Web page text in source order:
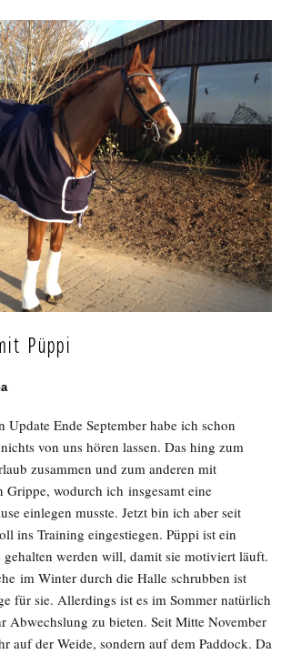
Püppi
Update Ende September habe ich schon
von uns hören lassen. Das hing zum
zusammen und zum anderen mit
Grippe, wodurch ich insgesamt eine
einlegen musste. Jetzt bin ich aber seit
ins Training eingestiegen. Püppi ist ein
gehalten werden will, damit sie motiviert läuft.
im Winter durch die Halle schrubben ist
für sie. Allerdings ist es im Sommer natürlich
Abwechslung zu bieten. Seit Mitte November
auf der Weide, sondern auf dem Paddock. Da